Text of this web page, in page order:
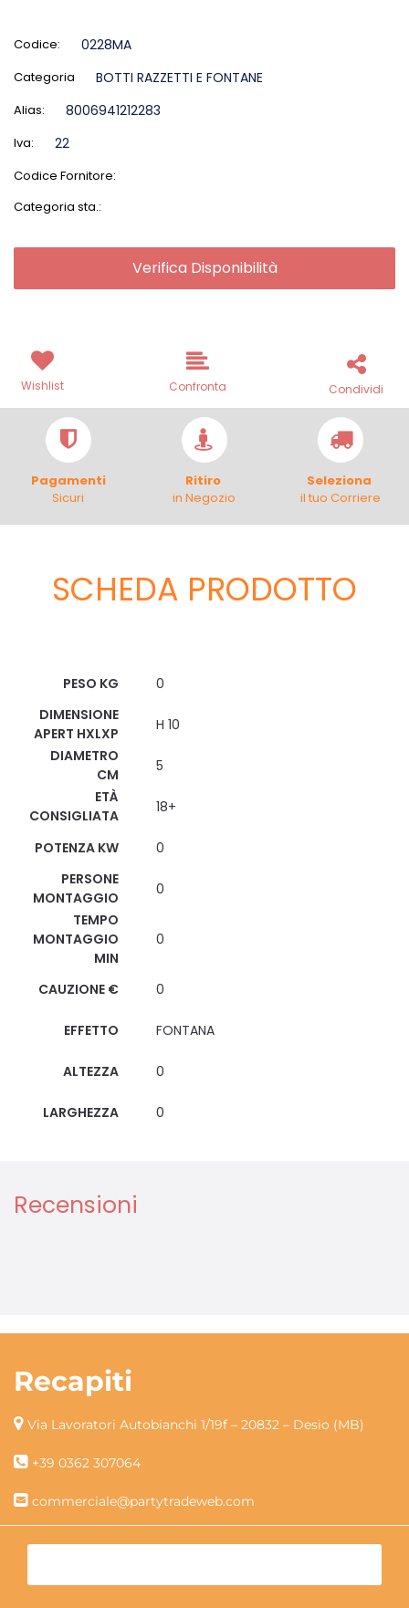
Codice: 0228MA
Categoria BOTTI RAZZETTI E FONTANE
Alias: 8006941212283
Iva: 22
Codice Fornitore:
Categoria sta.:
Verifica Disponibilità
Wishlist Confronta Condividi
Pagamenti
Sicuri
Ritiro
in Negozio
Seleziona
il tuo Corriere
SCHEDA PRODOTTO
PESO KG
0
DIMENSIONE
APERT HXLXP
H 10
DIAMETRO
CM
5
ETÀ
CONSIGLIATA
18+
POTENZA KW
0
PERSONE
MONTAGGIO
0
TEMPO
MONTAGGIO
MIN
0
CAUZIONE € 0
EFFETTO FONTANA
ALTEZZA 0
LARGHEZZA 0
Recensioni
Recapiti
Via Lavoratori Autobianchi 1/19f – 20832 – Desio (MB)
+39 0362 307064
commerciale@partytradeweb.com